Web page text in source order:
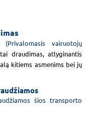
vairuotojų
tai draudimas, atlyginantis
kitiems asmenims bei jų
šios transporto